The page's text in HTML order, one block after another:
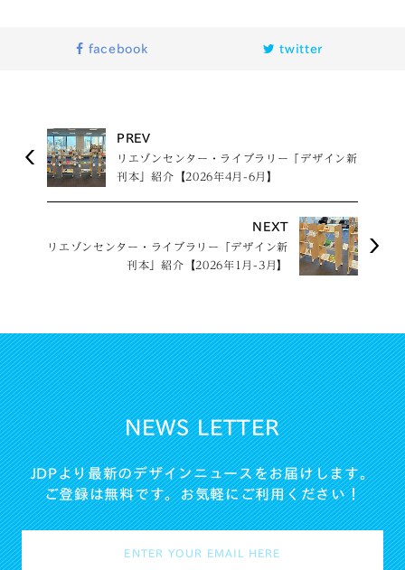
facebook twitter
PREV
リエゾンセンター・ライブラリー「デザイン新
刊本」紹介【2026年4月-6月】
NEXT
リエゾンセンター・ライブラリー「デザイン新
刊本」紹介【2026年1月-3月】
NEWS LETTER
JDPより最新のデザインニュースをお届けします。
ご登録は無料です。お気軽にご利用ください！